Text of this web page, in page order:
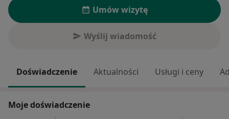
Umów wizytę
Wyślij wiadomość
Doświadczenie Aktualności Usługi i ceny
Moje doświadczenie